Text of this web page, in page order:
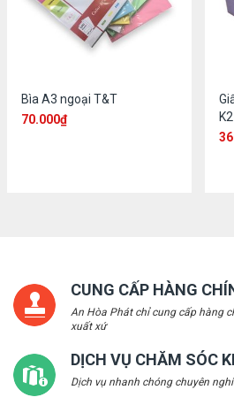
Bìa A3 ngoại T&T
70.000₫
CUNG CẤP HÀNG
An Hòa Phát chỉ cung cấp hàng
xuất xứ
DỊCH VỤ CHĂM SÓC
Dịch vụ nhanh chóng chuyên